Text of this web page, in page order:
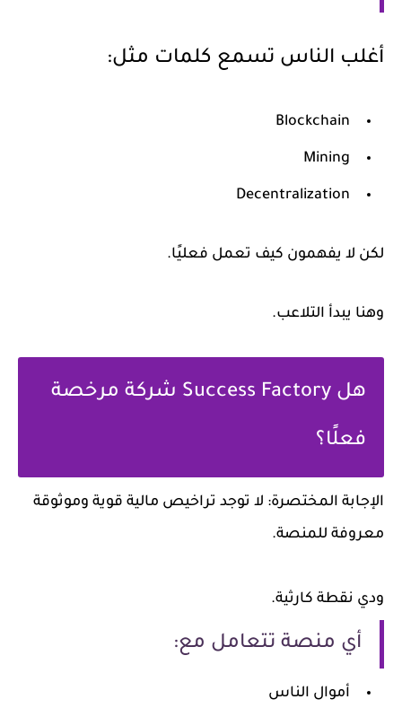
أغلب الناس تسمع كلمات مثل:
Blockchain
Mining
Decentralization
لكن لا يفهمون كيف تعمل فعليًا.
وهنا يبدأ التلاعب.
هل Success Factory شركة مرخصة
فعلًا؟
الإجابة المختصرة: لا توجد تراخيص مالية قوية وموثوقة
معروفة للمنصة.
ودي نقطة كارثية.
أي منصة تتعامل مع:
أموال الناس